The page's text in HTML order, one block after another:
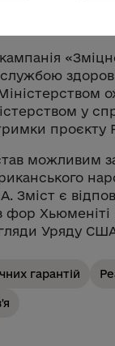
в
Оленою
у
проєкту
можливим
Зміст є
Хьюменіті i
Уряду
гарантій